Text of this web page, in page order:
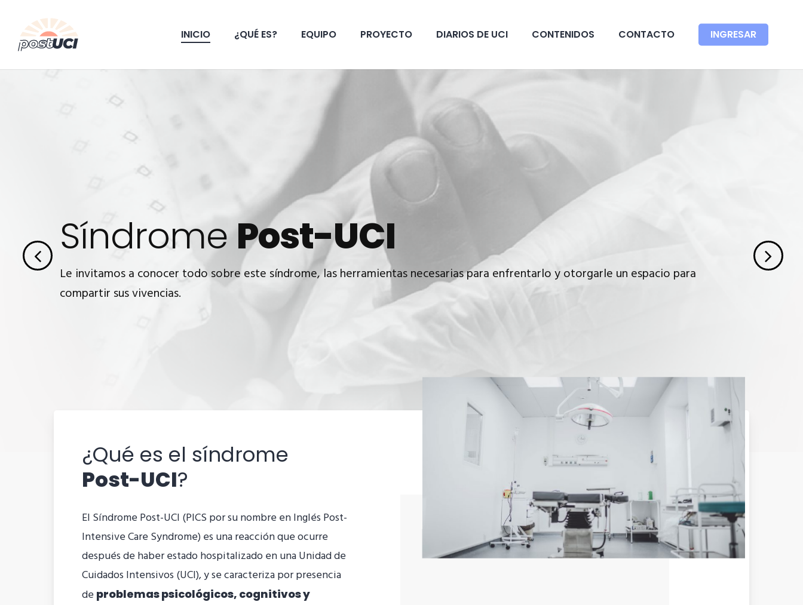
main
content
INICIO ¿QUÉ ES? EQUIPO PROYECTO DIARIOS DE UCI CONTENIDOS CONTACTO INGRESAR
SíndromePost-UCI
Le invitamos a conocer todo sobre este síndrome, las herramientas necesarias para enfrentarlo y otorgarle un espacio para
compartir sus vivencias.
¿Qué es el síndrome
Post-UCI?
El Síndrome Post-UCI (PICS por su nombre en Inglés Post-
Intensive Care Syndrome) es una reacción que ocurre
después de haber estado hospitalizado en una Unidad de
Cuidados Intensivos (UCI), y se caracteriza por presencia
de problemas psicológicos, cognitivos y